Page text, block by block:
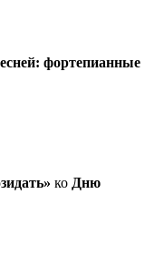
фортепианные
ко Дню